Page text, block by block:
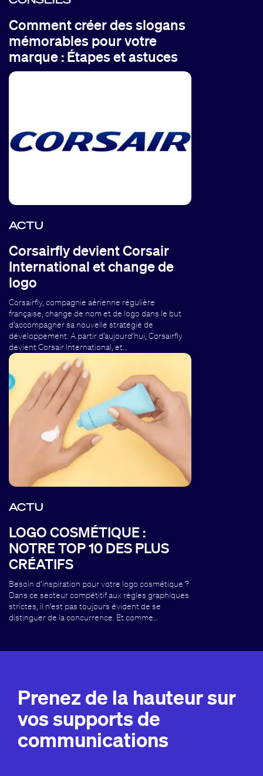
Comment créer des slogans
mémorables pour votre
marque : Étapes et astuces
ACTU
Corsairfly devient Corsair
International et change de
logo
Corsairfly, compagnie aérienne régulière
française, change de nom et de logo dans le but
d’accompagner sa nouvelle stratégie de
développement. A partir d’aujourd’hui, Corsairfly
devient Corsair International, et…
ACTU
LOGO COSMÉTIQUE :
NOTRE TOP 10 DES PLUS
CRÉATIFS
Besoin d’inspiration pour votre logo cosmétique ?
Dans ce secteur compétitif aux règles graphiques
strictes, il n’est pas toujours évident de se
distinguer de la concurrence. Et comme…
Prenez de la hauteur sur
vos supports de
communications